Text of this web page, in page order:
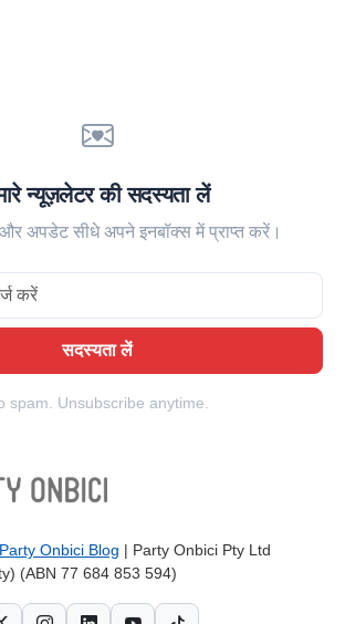
न्यूज़लेटर की सदस्यता लें
अपडेट सीधे अपने इनबॉक्स में प्राप्त करें।
सदस्यता लें
spam. Unsubscribe anytime.
Party Onbici Blog | Party Onbici Pty Ltd
(ABN 77 684 853 594)